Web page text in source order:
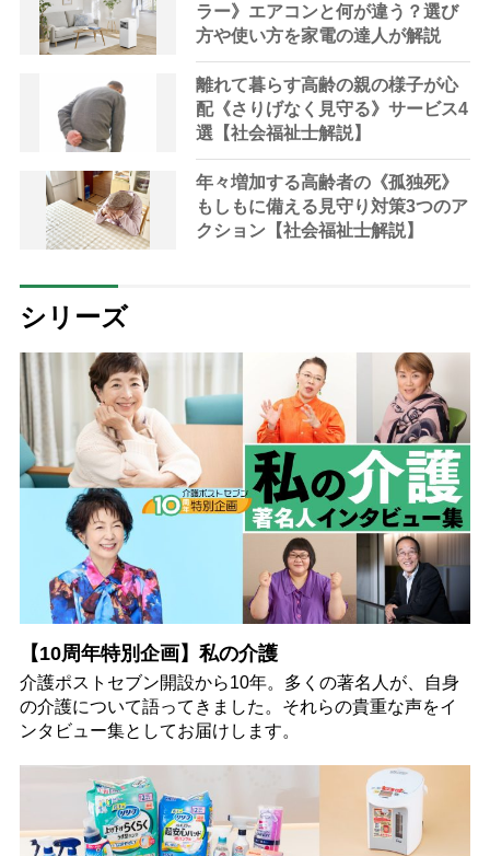
ラー》エアコンと何が違う？選び
方や使い方を家電の達人が解説
離れて暮らす高齢の親の様子が心
配《さりげなく見守る》サービス4
選【社会福祉士解説】
年々増加する高齢者の《孤独死》
もしもに備える見守り対策3つのア
クション【社会福祉士解説】
シリーズ
【10周年特別企画】私の介護
介護ポストセブン開設から10年。多くの著名人が、自身
の介護について語ってきました。それらの貴重な声をイ
ンタビュー集としてお届けします。